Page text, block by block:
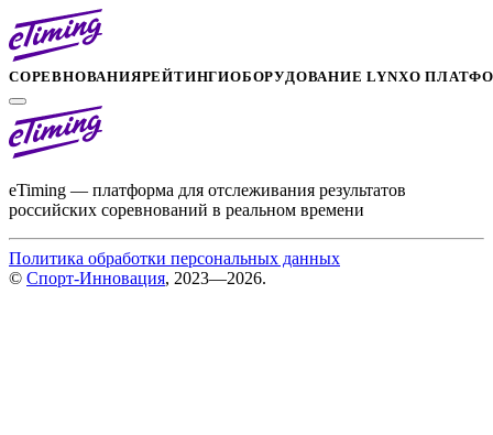
СОРЕВНОВАНИЯРЕЙТИНГИОБОРУДОВАНИЕ LYNXО
eTiming — платформа для отслеживания результатов
российских соревнований в реальном времени
Политика обработки персональных данных
© Спорт-Инновация, 2023—2026.